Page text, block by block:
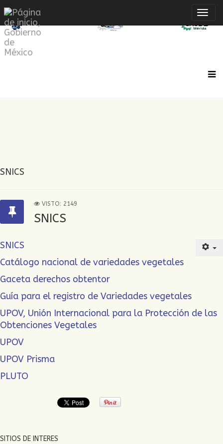
de
SNICS
VISTO: 2149
SNICS
SNICS
Catálogo nacional de variedades vegetales
Gaceta derechos obtentor
Guía para el registro de Variedades vegetales
UPOV, Unión Internacional para la Protección de las
Obtenciones Vegetales
UPOV
UPOV Prisma
PLUTO
SITIOS DE INTERES